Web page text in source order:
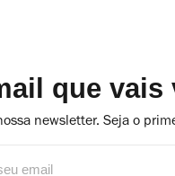
que vais
newsletter. Seja o